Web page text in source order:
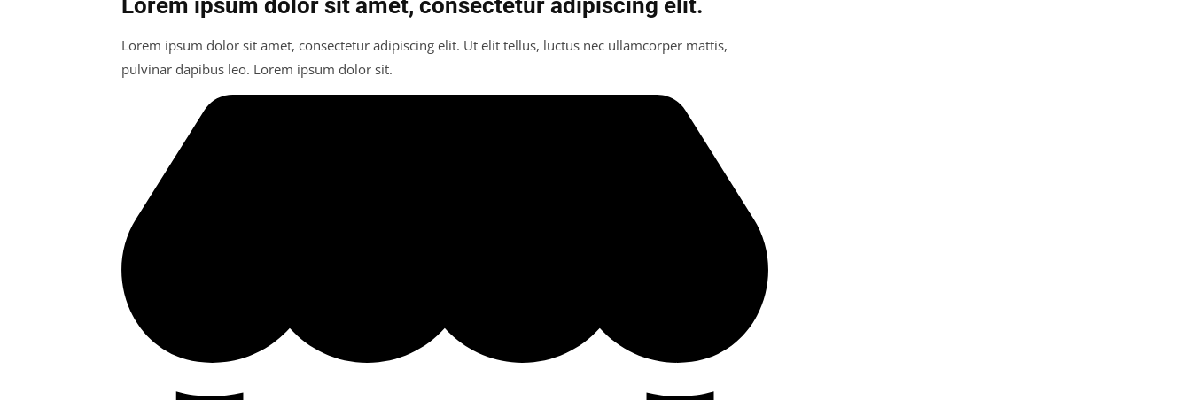
Lorem ipsum dolor sit amet, consectetur adipiscing elit. Ut elit tellus, luctus nec ullamcorper mattis,
pulvinar dapibus leo. Lorem ipsum dolor sit.